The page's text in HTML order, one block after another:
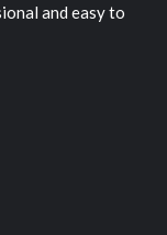
and easy to